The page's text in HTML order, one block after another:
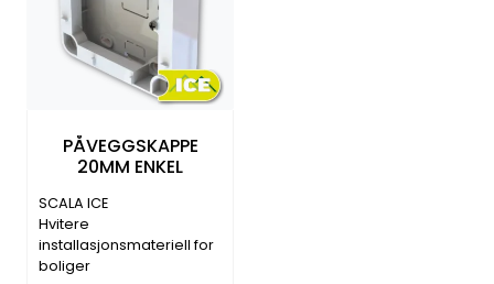
PÅVEGGSKAPPE
20MM ENKEL
SCALA ICE
Hvitere
installasjonsmateriell for
boliger